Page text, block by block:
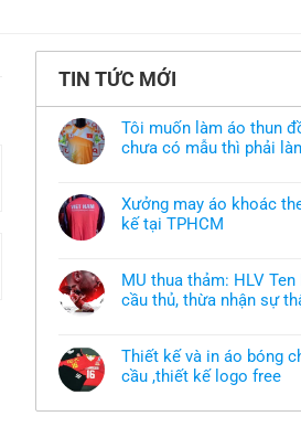
TIN TỨC MỚI
Tôi muốn làm áo thun
chưa có mẫu thì phải
bình
luận
ở
Tôi
áo
thun
đồng
có
mẫu
thì
Xưởng may áo khoác
kế tại TPHCM
bình
luận
ở
Xưởng
khoác
theo
yêu
kế
MU thua thảm: HLV
cầu thủ, thừa nhận sự
bình
luận
ở
MU
thảm:
Thiết kế và in áo bóng
cầu ,thiết kế logo free
có